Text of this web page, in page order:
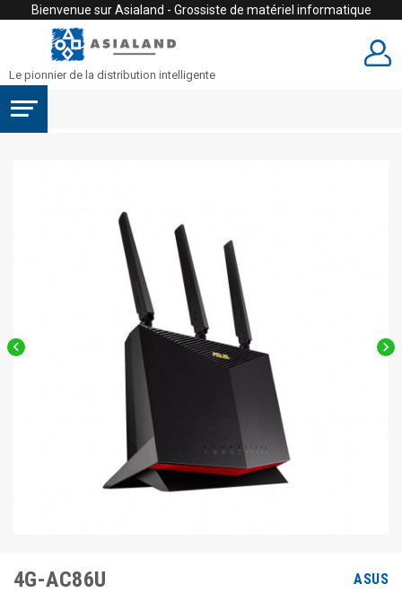
Bienvenue sur Asialand - Grossiste de matériel informatique
Le pionnier de la distribution intelligente
 
4G-AC86U ASUS